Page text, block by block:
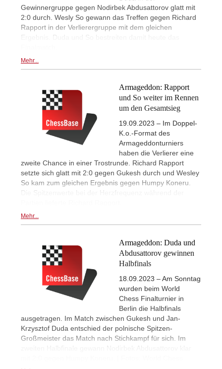
Gewinnergruppe gegen Nodirbek Abdusattorov glatt mit
2:0 durch. Wesly So gewann das Treffen gegen Richard
Rapport in der Verlierergruppe mit dem gleichen
Ergebnis. Duda und So bestreiten damit heute das
Mehr...
Armageddon: Rapport
und So weiter im Rennen
um den Gesamtsieg
19.09.2023 – Im Doppel-
K.o.-Format des
Armageddonturniers
haben die Verlierer eine
zweite Chance in einer Trostrunde. Richard Rapport
setzte sich glatt mit 2:0 gegen Gukesh durch und Wesley
So kam zum gleichen Ergebnis gegen Humpy Koneru.
Die Spitzenwerte bei der Herzfrequenz während der
Mehr...
Armageddon: Duda und
Abdusattorov gewinnen
Halbfinals
18.09.2023 – Am Sonntag
wurden beim World
Chess Finalturnier in
Berlin die Halbfinals
ausgetragen. Im Match zwischen Gukesh und Jan-
Krzysztof Duda entschied der polnische Spitzen-
Großmeister das Match nach Stichkampf für sich. Im
zweiten Halbfinale gewann Nodirbek Abdusattorov klar